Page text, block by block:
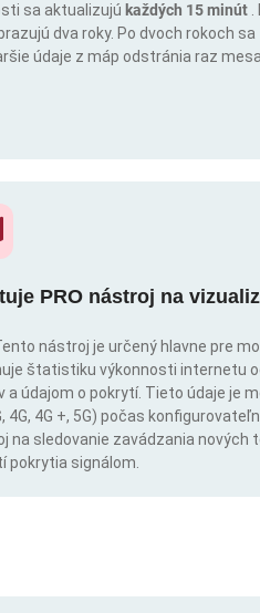
sa aktualizujú každých 15 minút
dva roky. Po dvoch rokoch sa
údaje z máp odstránia raz
PRO nástroj na
nástroj je určený hlavne pre
štatistiku výkonnosti internetu
a údajom o pokrytí. Tieto údaje je
4G, 4G +, 5G) počas
na sledovanie zavádzania nových
pokrytia signálom.